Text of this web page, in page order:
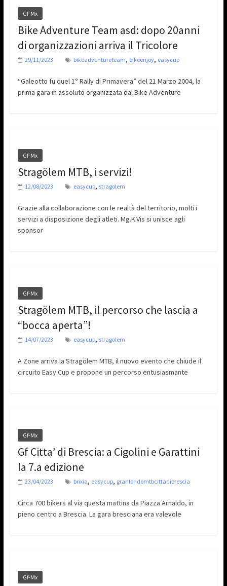
Gf-Mx
Bike Adventure Team asd: dopo 20anni
di organizzazioni arriva il Tricolore
29/11/2023 bikeadventureteam, bikeenjoy, easycup
“Galeotto fu quel 1° Rally di Primavera” del 21 Marzo 2004, la
prima gara in assoluto organizzata dal Bike Adventure
Gf-Mx
Stragölem MTB, i servizi!
12/08/2023 easycup, stragolem
Grazie alla collaborazione con le realtà del territorio, molti i
servizi a disposizione degli atleti. Mg.K.Vis si unisce agli
sponsor
Gf-Mx
Stragölem MTB, il percorso che lascia a
“bocca aperta”!
14/07/2023 easycup, stragolem
A Zone arriva la Stragölem MTB, il nuovo evento che chiude il
circuito Easy Cup e propone un percorso entusiasmante
Gf-Mx
Gf Citta’ di Brescia: a Cigolini e Garattini
la 7.a edizione
23/04/2023 brixia, easycup, granfondomtbcittadibrescia
Circa 700 bikers al via questa mattina da Piazza Arnaldo, in
pieno centro a Brescia. La gara bresciana era valevole
Gf-Mx